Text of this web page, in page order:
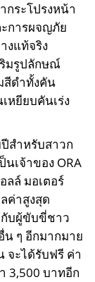
กระโปรงหน้า
การผจญภัย
งแท้จริง
ริมรูปลักษณ์
สีดำทั้งคัน
หยียบคันเร่ง
สำหรับสาวก
เจ้าของ ORA
ลล์ มอเตอร์
ค่าสูงสุด
กับผู้ขับขี่ชาว
น ๆ อีกมากมาย
จะได้รับฟรี ค่า
3,500 บาทอีก